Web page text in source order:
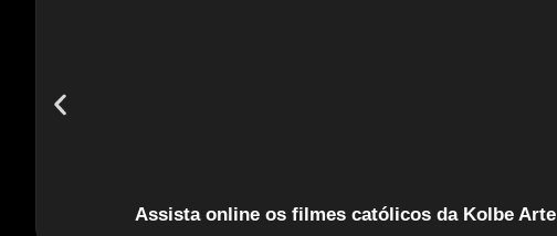
Assista online os filmes católicos da Kolbe Arte